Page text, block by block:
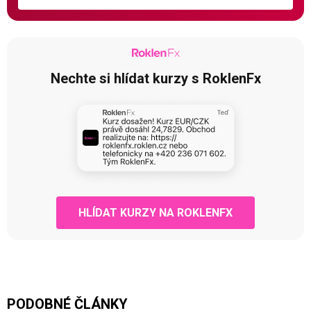
Nechte si hlídat kurzy s RoklenFx
HLÍDAT KURZY NA ROKLENFX
PODOBNÉ ČLÁNKY